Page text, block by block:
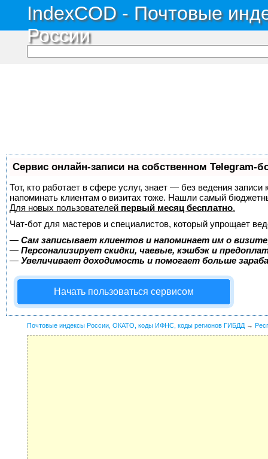
IndexCOD - Почтовые
России
Сервис онлайн-записи на собственном Telegram-
Тот, кто работает в сфере услуг, знает — без ведения
напоминать клиентам о визитах тоже. Нашли самый
Для новых пользователей первый месяц бесплатно.
Чат-бот для мастеров и специалистов, который упрощает
— Сам записывает клиентов и напоминает им о
— Персонализирует скидки, чаевые, кэшбэк и
— Увеличивает доходимость и помогает больше
Начать пользоваться сервисом
Почтовые индексы России, ОКАТО, коды ИФНС, коды регионов ГИБДД →